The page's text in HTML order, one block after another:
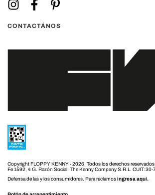
CONTACTÁNOS
Copyright FLOPPY KENNY - 2026. Todos los derechos reservados.
Defensa de las y los consumidores. Para reclamosingresa aquí.